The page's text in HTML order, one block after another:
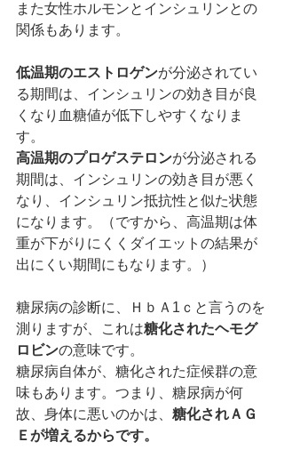
また女性ホルモンとインシュリンとの
関係もあります。
低温期のエストロゲンが分泌されてい
る期間は、インシュリンの効き目が良
くなり血糖値が低下しやすくなりま
す。
高温期のプロゲステロンが分泌される
期間は、インシュリンの効き目が悪く
なり、インシュリン抵抗性と似た状態
になります。（ですから、高温期は体
重が下がりにくくダイエットの結果が
出にくい期間にもなります。）
糖尿病の診断に、ＨｂＡ1ｃと言うのを
測りますが、これは糖化されたヘモグ
ロビンの意味です。
糖尿病自体が、糖化された症候群の意
味もあります。つまり、糖尿病が何
故、身体に悪いのかは、 糖化されＡＧ
Ｅが増えるからです。